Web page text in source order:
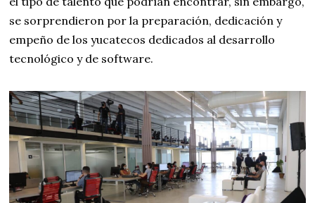
se sorprendieron por la preparación, dedicación y
empeño de los yucatecos dedicados al desarrollo
tecnológico y de software.